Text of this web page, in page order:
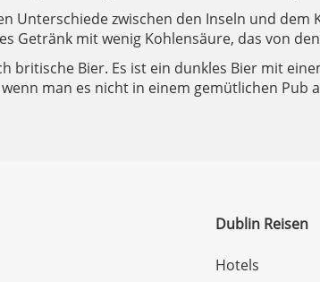
Unterschiede zwischen den Inseln und
Getränk mit wenig Kohlensäure, das von
britische Bier. Es ist ein dunkles Bier mit
man es nicht in einem gemütlichen Pub
Dublin Reisen
Hotels